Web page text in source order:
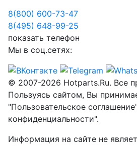
8(800) 600-73-47
8(495) 648-99-25
показать телефон
Мы в соц.сетях:
© 2007-2026 Hotparts.Ru. Все
Пользуясь сайтом, Вы
"Пользовательское
конфиденциальности".
Информация на сайте не